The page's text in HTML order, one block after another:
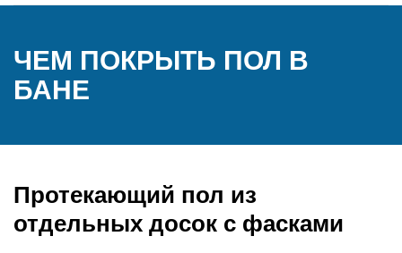
ЧЕМ ПОКРЫТЬ ПОЛ В
БАНЕ
Протекающий пол из
отдельных досок с фасками